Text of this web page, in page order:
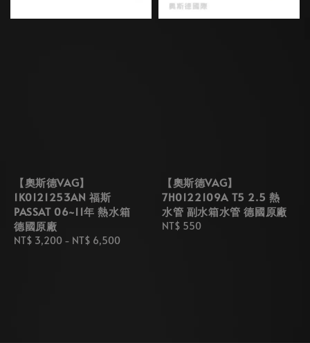
【奧斯德VAG】
1K0121253AN 福斯
PASSAT 06~11年 熱水箱
德國原廠
Regular
NT$ 3,200 - NT$ 6,500
【奧斯德VAG】
7H0122109A T5 2.5 熱
水管 副水箱水管 德國原廠
Regular
NT$ 550